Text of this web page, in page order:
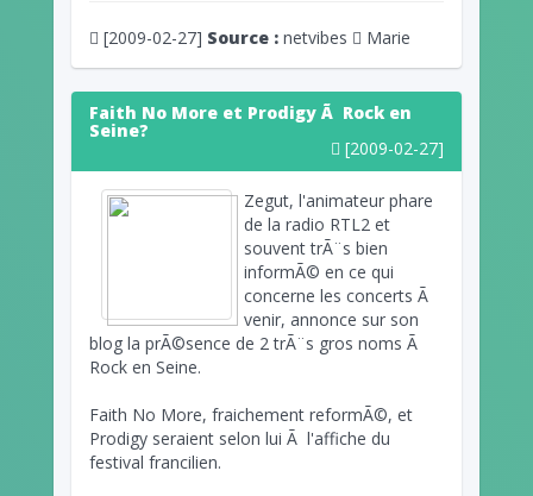
[2009-02-27] Source : netvibes Marie
Faith No More et Prodigy Ã Rock en
Seine?
[2009-02-27]
Zegut, l'animateur phare
de la radio RTL2 et
souvent trÃ¨s bien
informÃ© en ce qui
concerne les concerts Ã
venir, annonce sur son
blog la prÃ©sence de 2 trÃ¨s gros noms Ã
Rock en Seine.
Faith No More, fraichement reformÃ©, et
Prodigy seraient selon lui Ã l'affiche du
festival francilien.